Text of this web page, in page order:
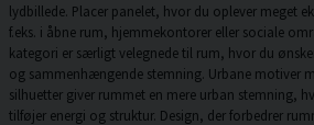
lydbillede. Placer panelet, hvor du oplever meget
f.eks. i åbne rum, hjemmekontorer eller sociale
kategori er særligt velegnede til rum, hvor du
og sammenhængende stemning. Urbane motiver
silhuetter giver rummet en mere urban stemning,
tilføjer energi og struktur. Design, der forbedrer